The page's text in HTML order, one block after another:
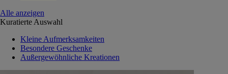
Alle anzeigen
Kuratierte Auswahl
Kleine Aufmerksamkeiten
Besondere Geschenke
Außergewöhnliche Kreationen